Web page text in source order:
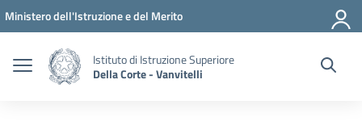
Vai ai contenuti
Vai al menu di navigazione
Vai al footer
Ministero dell'Istruzione e del Merito
Istituto di Istruzione Superiore
Della Corte - Vanvitelli